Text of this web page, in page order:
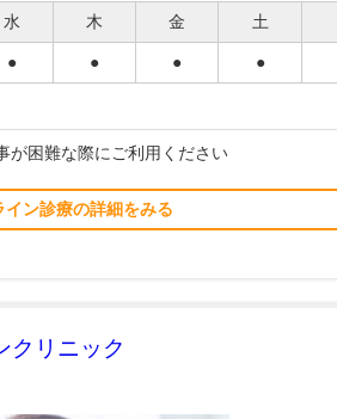
水 木 金 土
● ● ● ●
が困難な際にご利用ください
イン診療の詳細をみる
クリニック